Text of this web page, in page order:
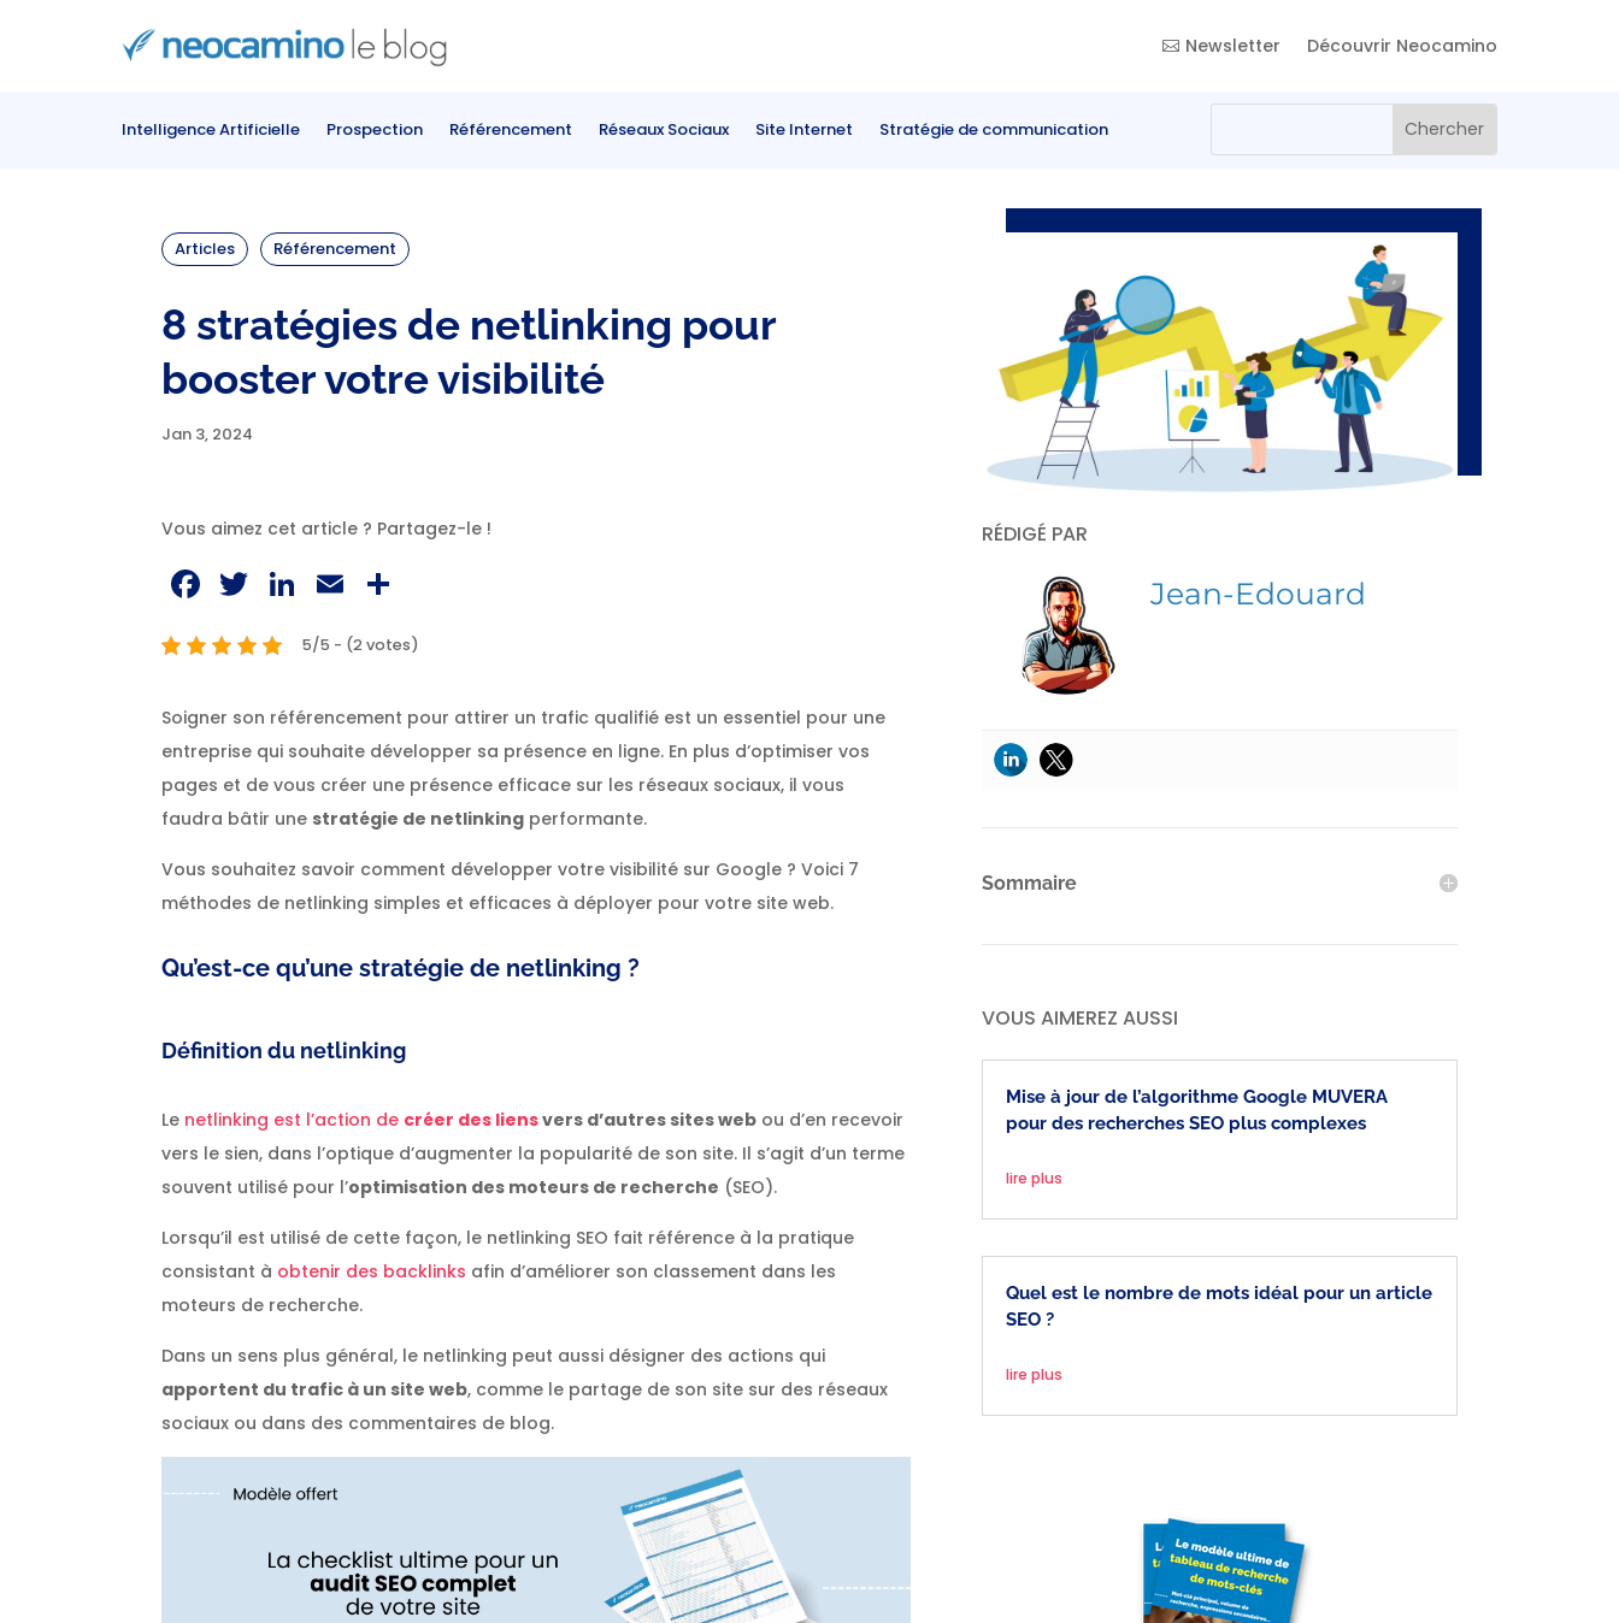
Newsletter Découvrir Neocamino
Intelligence Artificielle Prospection Référencement Réseaux Sociaux Site Internet Stratégie de communication
Articles Référencement
8 stratégies de netlinking pour
booster votre visibilité
Jan 3, 2024
Vous aimez cet article ? Partagez-le !
Facebook
Twitter
LinkedIn
Email
5/5 - (2 votes)
Soigner son référencement pour attirer un trafic qualifié est un essentiel pour une
entreprise qui souhaite développer sa présence en ligne. En plus d’optimiser vos
pages et de vous créer une présence efficace sur les réseaux sociaux, il vous
faudra bâtir une stratégie de netlinking performante.
Vous souhaitez savoir comment développer votre visibilité sur Google ? Voici 7
méthodes de netlinking simples et efficaces à déployer pour votre site web.
Qu’est-ce qu’une stratégie de netlinking ?
Définition du netlinking
Le netlinking est l’action de créer des liensvers d’autres sites web ou d’en recevoir
vers le sien, dans l’optique d’augmenter la popularité de son site. Il s’agit d’un terme
souvent utilisé pour l’optimisation des moteurs de recherche (SEO).
Lorsqu’il est utilisé de cette façon, le netlinking SEO fait référence à la pratique
consistant à obtenir des backlinks afin d’améliorer son classement dans les
moteurs de recherche.
Dans un sens plus général, le netlinking peut aussi désigner des actions qui
apportent du trafic à un site web, comme le partage de son site sur des réseaux
sociaux ou dans des commentaires de blog.
RÉDIGÉ PAR
Jean-Edouard
Sommaire
VOUS AIMEREZ AUSSI
Mise à jour de l’algorithme Google MUVERA
pour des recherches SEO plus complexes
lire plus
Quel est le nombre de mots idéal pour un article
SEO ?
lire plus